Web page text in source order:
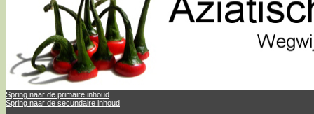
Spring naar de primaire inhoud
Spring naar de secundaire inhoud